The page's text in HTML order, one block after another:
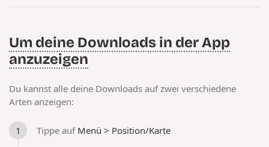
Um deine Downloads in der App
anzuzeigen
Du kannst alle deine Downloads auf zwei verschiedene
Arten anzeigen:
Tippe auf Menü > Position/Karte